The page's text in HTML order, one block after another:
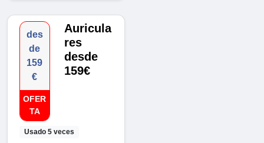
des
de
159
€
OFER
TA
Usado 5 veces
Auricula
res
desde
159€